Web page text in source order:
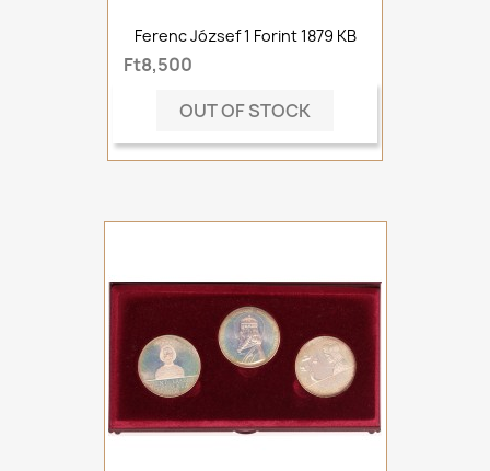
Ferenc József 1 Forint 1879 KB
Ft8,500
OUT OF STOCK